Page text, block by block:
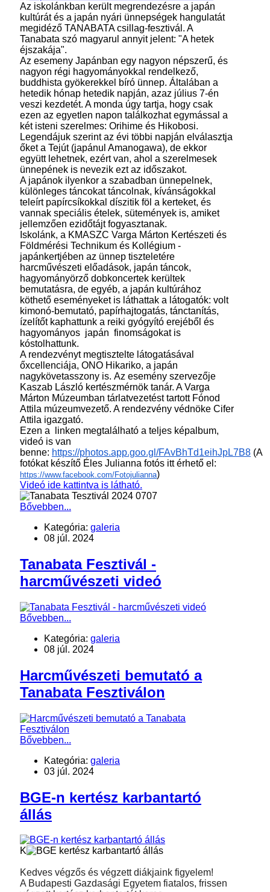
Az iskolánkban került megrendezésre a japán
kultúrát és a japán nyári ünnepségek hangulatát
megidéző TANABATA csillag-fesztivál. A
Tanabata szó magyarul annyit jelent: "A hetek
éjszakája".
Az esemeny Japánban egy nagyon népszerű, és
nagyon régi hagyományokkal rendelkező,
buddhista gyökerekkel bíró ünnep. Általában a
hetedik hónap hetedik napján, azaz július 7-én
veszi kezdetét. A monda úgy tartja, hogy csak
ezen az egyetlen napon találkozhat egymással a
két isteni szerelmes: Orihime és Hikobosi.
Legendájuk szerint az évi többi napján elválasztja
őket a Tejút (japánul Amanogawa), de ekkor
együtt lehetnek, ezért van, ahol a szerelmesek
ünnepének is nevezik ezt az időszakot.
A japánok ilyenkor a szabadban ünnepelnek,
különleges táncokat táncolnak, kívánságokkal
teleírt papírcsíkokkal díszitik föl a kerteket, és
vannak speciális ételek, sütemények is, amiket
jellemzően ezidőtájt fogyasztanak.
Iskolánk, a KMASZC Varga Márton Kertészeti és
Földmérési Technikum és Kollégium -
japánkertjében az ünnep tiszteletére
harcművészeti előadások, japán táncok,
hagyományörző dobkoncertek kerültek
bemutatásra, de egyéb, a japán kultúrához
köthető eseményeket is láthattak a látogatók: volt
kimonó-bemutató, papírhajtogatás, tánctanítás,
ízelítőt kaphattunk a reiki gyógyító erejéből és
hagyományos japán finomságokat is
kóstolhattunk.
A rendezvényt megtisztelte látogatásával
őxcellenciája, ONO Hikariko, a japán
nagykövetasszony is. Az esemény szervezője
Kaszab László kertészmérnök tanár. A Varga
Márton Múzeumban tárlatvezetést tartott Fónod
Attila múzeumvezető. A rendezvény védnöke Cifer
Attila igazgató.
Ezen a linken megtalálható a teljes képalbum,
videó is van
benne: https://photos.app.goo.gl/FAvBhTd1eihJpL7B8 (A
fotókat készítő Éles Julianna fotós itt érhető el:
https://www.facebook.com/Fotojulianna)
Videó ide kattintva is látható.
Bővebben...
Kategória: galeria
08 júl. 2024
Tanabata Fesztivál -
harcművészeti videó
Bővebben...
Kategória: galeria
08 júl. 2024
Harcművészeti bemutató a
Tanabata Fesztiválon
Bővebben...
Kategória: galeria
03 júl. 2024
BGE-n kertész karbantartó
állás
K
Kedves végzős és végzett diákjaink figyelem!
A Budapesti Gazdasági Egyetem fiatalos, frissen